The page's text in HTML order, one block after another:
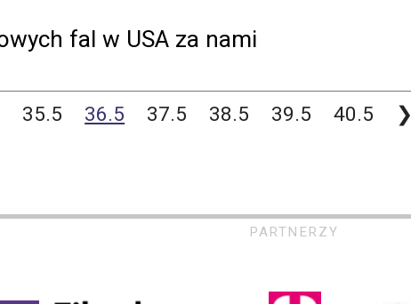
fal w USA za nami
35.5 36.5 37.5 38.5 39.5 40.5 ❯
PARTNERZY